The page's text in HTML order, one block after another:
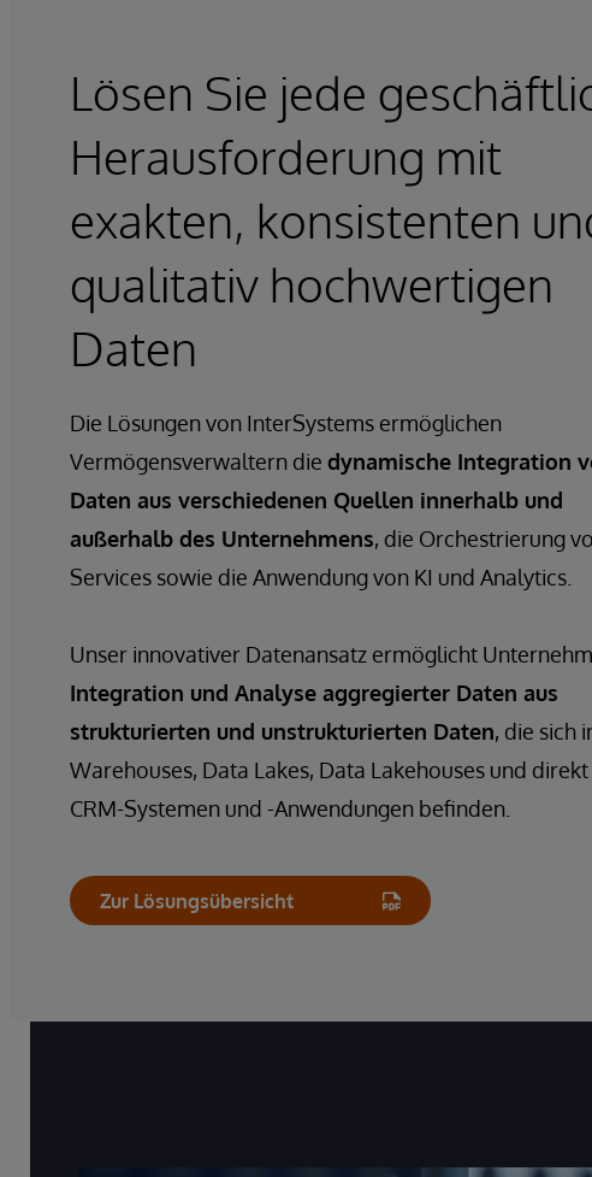
Lösen Sie jede
Herausforderung mit
exakten, konsistenten
qualitativ hochwertigen
Daten
Die Lösungen von InterSystems ermöglichen
Vermögensverwaltern die dynamische Integration
Daten aus verschiedenen Quellen innerhalb und
außerhalb des Unternehmens, die Orchestrierung
Services sowie die Anwendung von KI und Analytics.
Unser innovativer Datenansatz ermöglicht
Integration und Analyse aggregierter Daten aus
strukturierten und unstrukturierten Daten, die sich
Warehouses, Data Lakes, Data Lakehouses und
CRM-Systemen und -Anwendungen befinden.
Zur Lösungsübersicht